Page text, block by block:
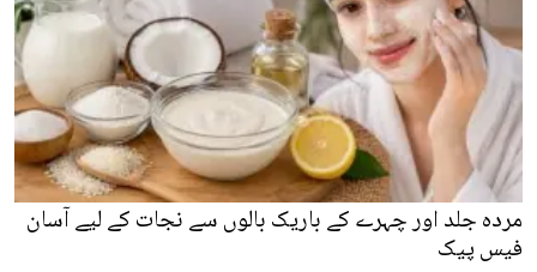
مردہ جلد اور چہرے کے باریک بالوں سے نجات کے لیے آسان
فیس پیک